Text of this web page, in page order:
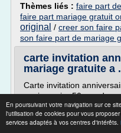
En poursuivant votre navigation sur ce
l'utilisation de cookies pour vous
services adaptés à vos centres d'intérêts.
Thèmes liés : faire part
faire part mariage gratuit
original / creer son faire
son faire part de mariage
carte invitation
mariage gratuite a
Carte invitation
anniversaire 50 ans de
carte invitation
imprimer